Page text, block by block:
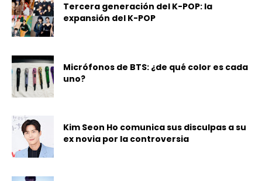
Tercera generación del K-POP: la
expansión del K-POP
Micrófonos de BTS: ¿de qué color es cada
uno?
Kim Seon Ho comunica sus disculpas a su
ex novia por la controversia